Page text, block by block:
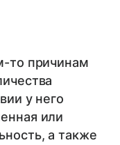
то причинам
у него
или
а также